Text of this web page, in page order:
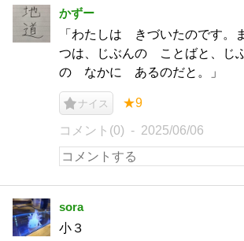
かずー
「わたしは きづいたのです
つは、じぶんの ことばと、じ
の なかに あるのだと。」
ナイス ★9
コメント(0) 2025/06/06
sora
小３